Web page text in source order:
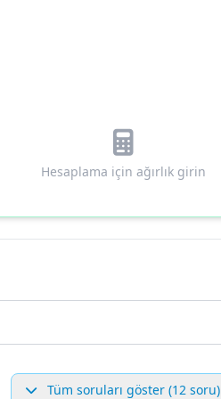
Hesaplama için ağırlık girin
Tüm soruları göster (12 soru)